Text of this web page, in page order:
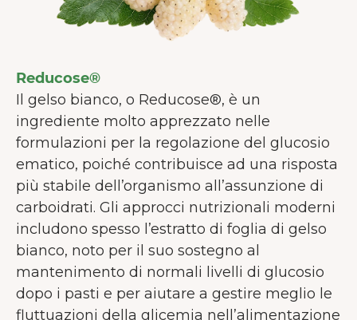
Reducose®
Il gelso bianco, o Reducose®, è un
ingrediente molto apprezzato nelle
formulazioni per la regolazione del glucosio
ematico, poiché contribuisce ad una risposta
più stabile dell’organismo all’assunzione di
carboidrati. Gli approcci nutrizionali moderni
includono spesso l’estratto di foglia di gelso
bianco, noto per il suo sostegno al
mantenimento di normali livelli di glucosio
dopo i pasti e per aiutare a gestire meglio le
fluttuazioni della glicemia nell’alimentazione